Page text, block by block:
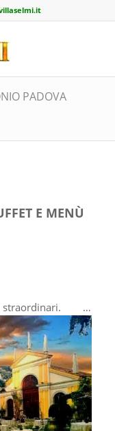
PADOVA
E MENÙ
straordinari. …